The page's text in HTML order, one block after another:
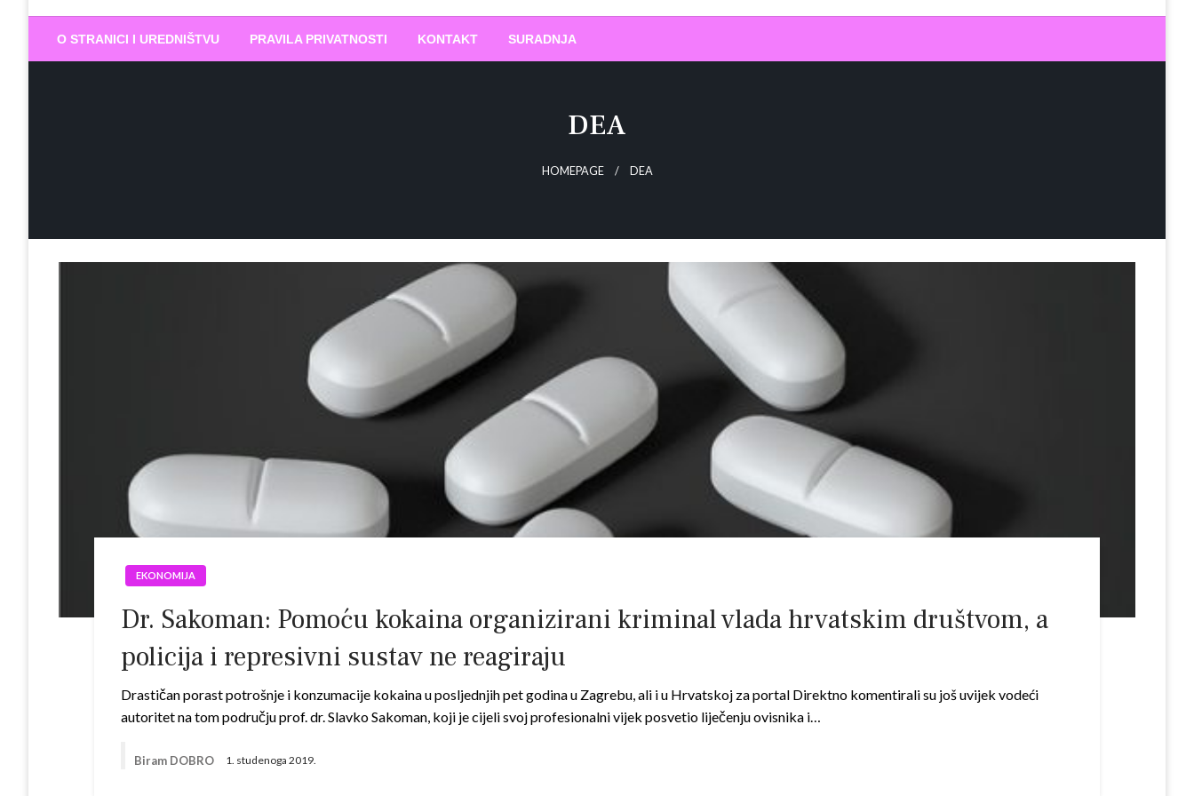
Biram DOBRO
O STRANICI I UREDNIŠTVU PRAVILA PRIVATNOSTI KONTAKT SURADNJA
DEA
HOMEPAGE DEA
EKONOMIJA
Dr. Sakoman: Pomoću kokaina organizirani kriminal vlada hrvatskim društvom, a
policija i represivni sustav ne reagiraju
Drastičan porast potrošnje i konzumacije kokaina u posljednjih pet godina u Zagrebu, ali i u Hrvatskoj za portal Direktno komentirali su još uvijek vodeći
autoritet na tom području prof. dr. Slavko Sakoman, koji je cijeli svoj profesionalni vijek posvetio liječenju ovisnika i…
Biram DOBRO 1. studenoga 2019.